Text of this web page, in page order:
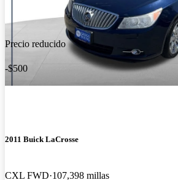
Precio reducido
-$500
2011 Buick LaCrosse
CXL FWD 107,398 millas